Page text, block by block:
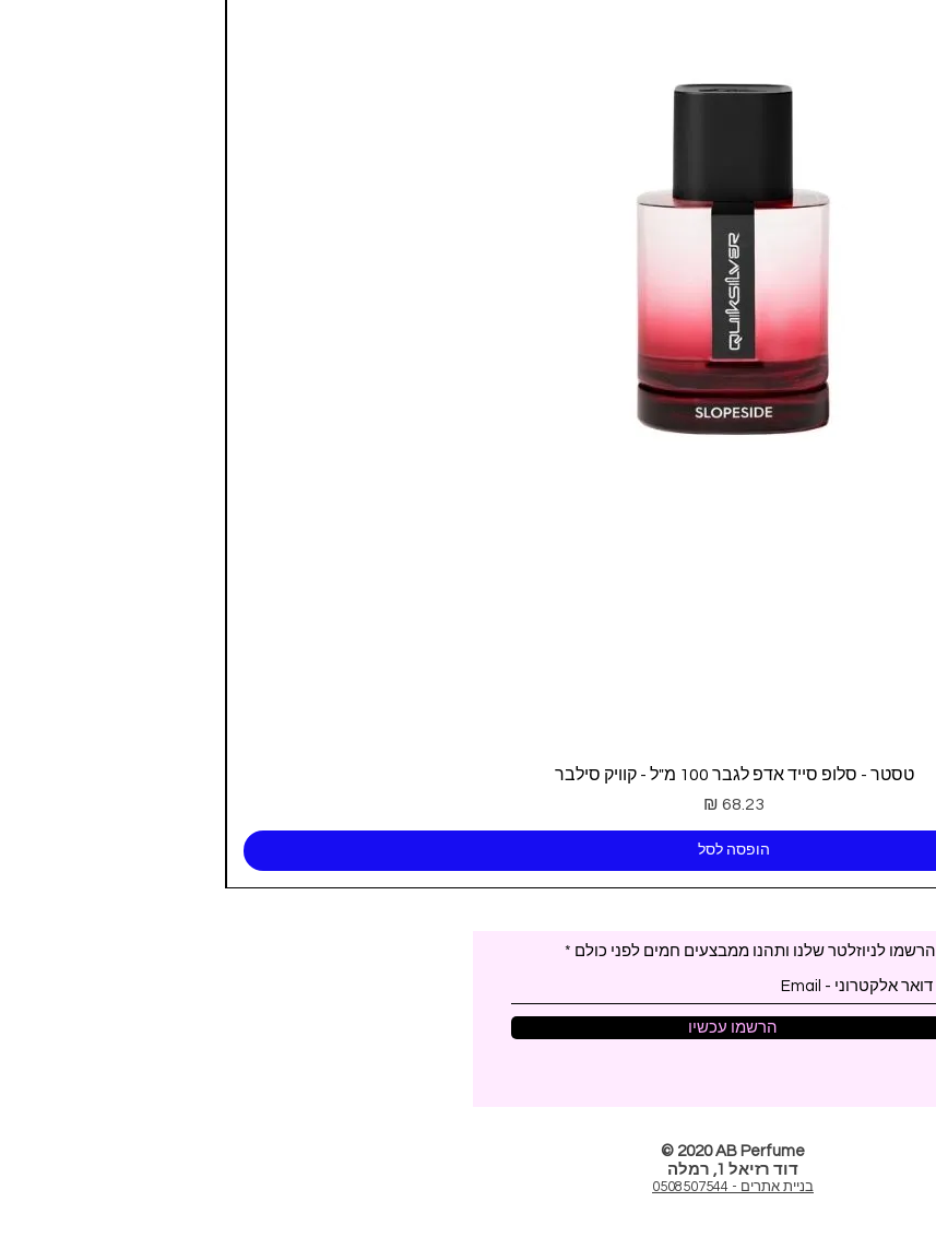
תצוגה מהירה
טסטר - סלופ סייד אדפ לגבר 100 מ"ל - קוויק סילבר
מחיר
הופסה לסל
הרשמו לניוזלטר שלנו ותהנו ממבצעים חמים לפני כולם
הרשמו עכשיו
© 2020 AB Perfume
דוד רזיאל 1, רמלה
בניית אתרים - 0508507544